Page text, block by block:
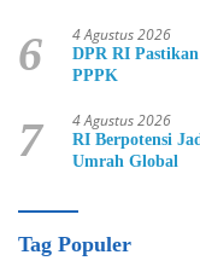
6 4 Agustus 2026
DPR RI
PPPK
7 4 Agustus 2026
RI Berpotensi
Umrah Global
Tag Populer